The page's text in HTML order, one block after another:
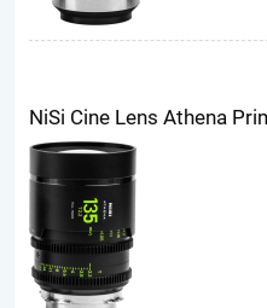
NiSi Cine Lens Athena